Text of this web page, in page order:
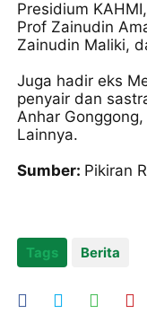
Presidium
Prof Zainudin
Zainudin Maliki,
Juga hadir eks
penyair dan
Anhar
Lainnya.
Sumber: Pikiran
Tags Berita